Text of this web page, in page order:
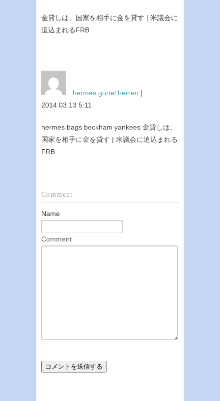
金貸しは、国家を相手に金を貸す | 米議会に
追込まれるFRB
hermes gürtel herren |
2014.03.13 5:11
hermes bags beckham yankees 金貸しは、
国家を相手に金を貸す | 米議会に追込まれる
FRB
Comment
Name
Comment